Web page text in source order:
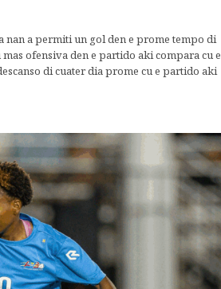
nan a permiti un gol den e prome tempo di
ofensiva den e partido aki compara cu e
di cuater dia prome cu e partido aki